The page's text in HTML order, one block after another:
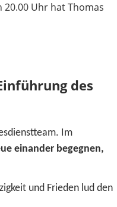
Uhr hat Thomas
des
Im
einander begegnen,
und Frieden lud den